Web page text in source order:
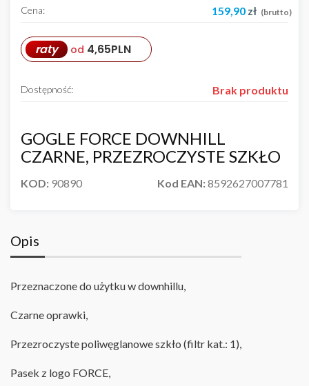
GOGLE FORCE DOWNHILL
CZARNE, PRZEZROCZYSTE SZKŁO
KOD: 90890 Kod EAN:8592627007781
Cena: 159,90 zł (brutto)
raty od 4,65PLN
Dostępność: Brak produktu
Opis
Przeznaczone do użytku w downhillu,
Czarne oprawki,
Przezroczyste poliwęglanowe szkło (filtr kat.: 1),
Pasek z logo FORCE,